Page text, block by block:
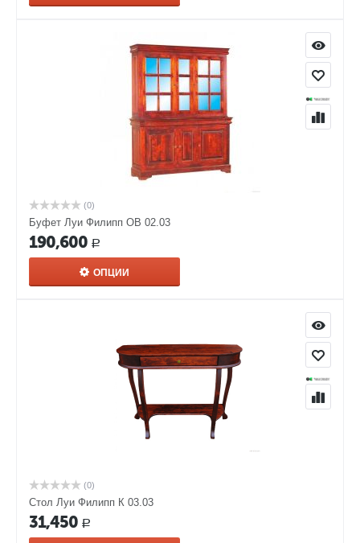
(0)
Буфет Луи Филипп ОВ 02.03
190,600 Р
ОПЦИИ
(0)
Стол Луи Филипп К 03.03
31,450 Р